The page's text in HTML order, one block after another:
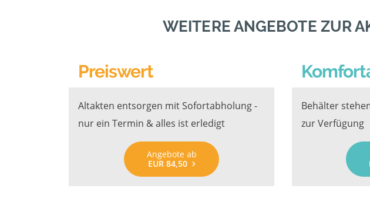
WEITERE ANGEBOTE ZUR
Preiswert
Altakten entsorgen mit Sofortabholung -
nur ein Termin & alles ist erledigt
Angebote ab
EUR 84,50
Behälter
zur Verfügung